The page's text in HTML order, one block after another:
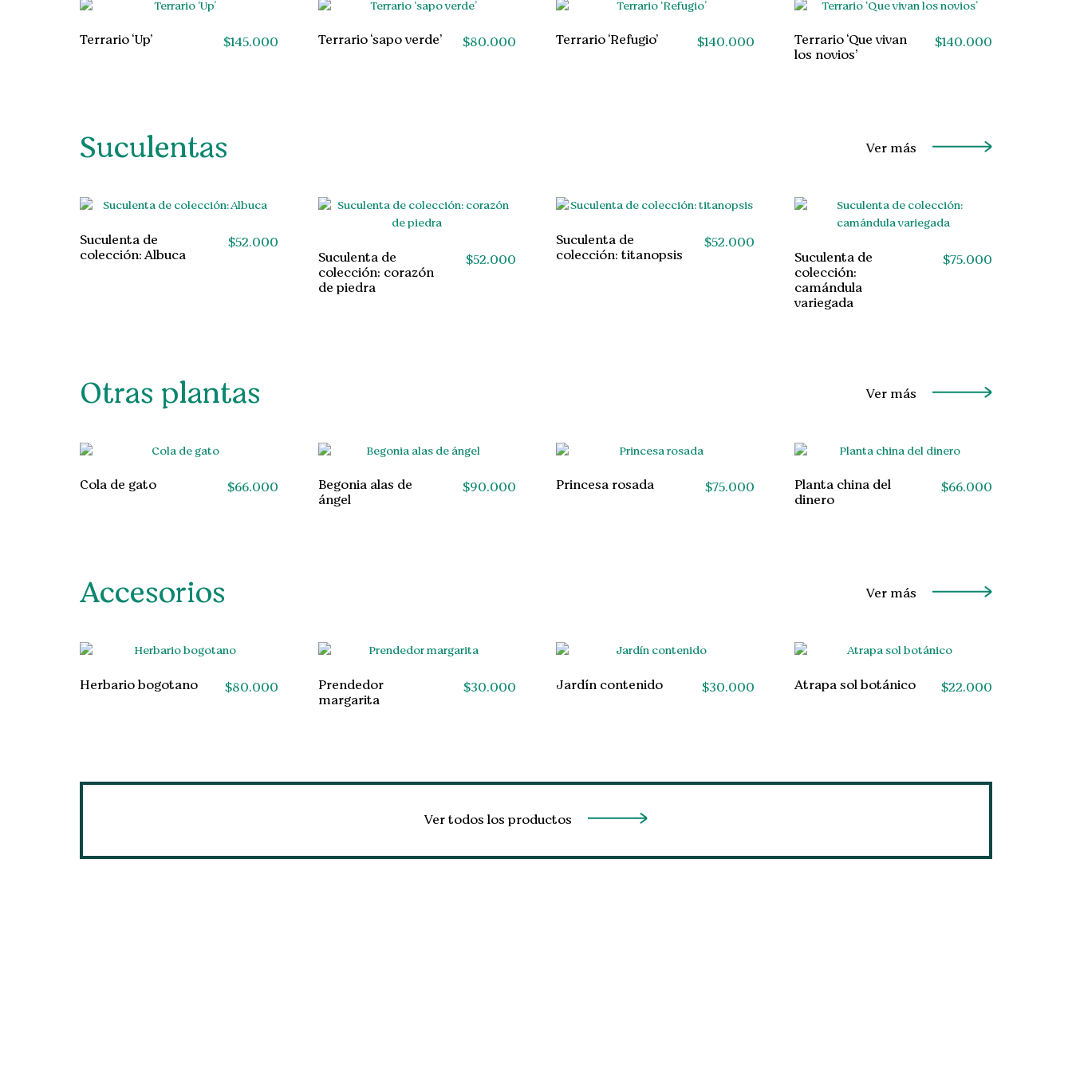
Terrario ‘Up’ $145.000 Terrario ‘sapo verde’ $80.000 Terrario ‘Refugio’ $140.000 Terrario ‘Que vivan
los novios’
$140.000
Suculentas Ver más
Suculenta de
colección: Albuca
$52.000
Suculenta de
colección: corazón
de piedra
$52.000
Suculenta de
colección: titanopsis
$52.000
Suculenta de
colección:
camándula
variegada
$75.000
Otras plantas Ver más
Cola de gato $66.000 Begonia alas de
ángel
$90.000 Princesa rosada $75.000 Planta china del
dinero
$66.000
Accesorios Ver más
Herbario bogotano $80.000 Prendedor
margarita
$30.000 Jardín contenido $30.000 Atrapa sol botánico $22.000
Ver todos los productos